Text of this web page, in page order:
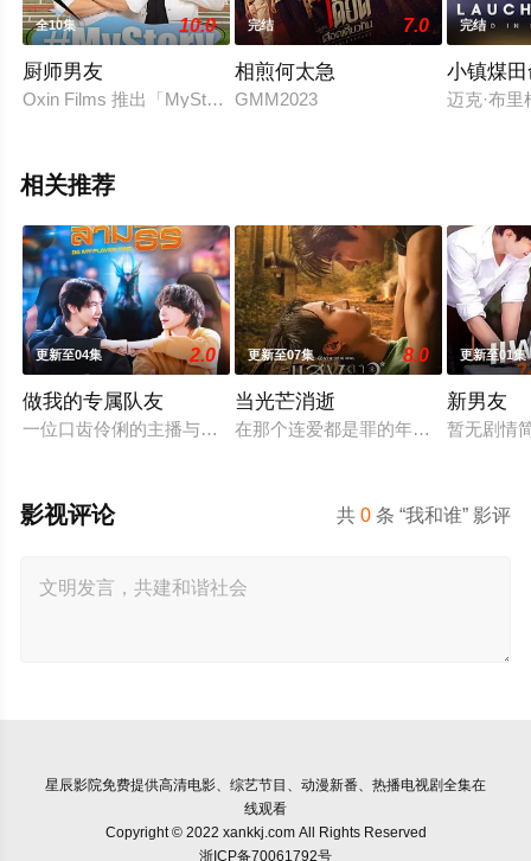
全10集 10.0
厨师男友
Oxin Films 推出「MyStoryTheSeries」由 Teejay Marquez 和
完结 7.0
相煎何太急
GMM2023
完结
小镇煤
迈克·布
相关推荐
更新至04集 2.0
做我的专属队友
一位口齿伶俐的主播与新手玩家！顶级主播Thi追捕神秘玩家Zo
更新至07集 8.0
当光芒消逝
在那个连爱都是罪的年代，他们选择
更新至01集
新男友
暂无剧情
共0 条 “我和谁” 影评
影视评论
星辰影院免费提供高清电影、综艺节目、动漫新番、热播电视剧全集在
线观看
Copyright © 2022 xankkj.com All Rights Reserved
浙ICP备70061792号